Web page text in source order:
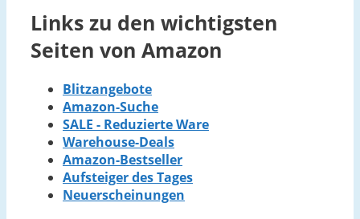
Links zu den wichtigsten
Seiten von Amazon
Blitzangebote
Amazon-Suche
SALE - Reduzierte Ware
Warehouse-Deals
Amazon-Bestseller
Aufsteiger des Tages
Neuerscheinungen